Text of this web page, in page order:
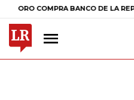
COMPRA BANCO DE LA REPÚBLICA